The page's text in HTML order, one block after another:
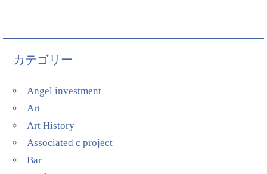
カテゴリー
Angel investment
Art
Art History
Associated c project
Bar